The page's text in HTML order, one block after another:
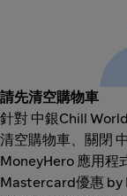
請先清空購物車
針對 中銀Chill
清空購物車、關閉
MoneyHero 應用程
Mastercard優惠 by